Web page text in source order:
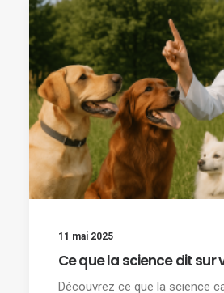
11 mai 2025
Ce que la science dit sur
Découvrez ce que la science